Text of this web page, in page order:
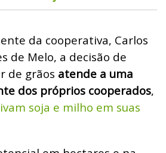
da cooperativa, Carlos
de Melo, a decisão de
de grãos atende a uma
dos próprios cooperados,
soja e milho em suas